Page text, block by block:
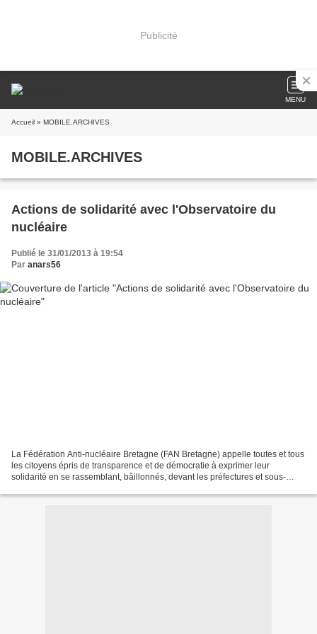
Publicité
MENU
Accueil » MOBILE.ARCHIVES
MOBILE.ARCHIVES
Actions de solidarité avec l'Observatoire du
nucléaire
Publié le 31/01/2013 à 19:54
Par anars56
La Fédération Anti-nucléaire Bretagne (FAN Bretagne) appelle toutes et tous
les citoyens épris de transparence et de démocratie à exprimer leur
solidarité en se rassemblant, bâillonnés, devant les préfectures et sous-